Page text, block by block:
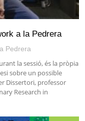
a la Pedrera
Pedrera
la sessió, és la pròpia
sobre un possible
Dissertori, professor
Research in